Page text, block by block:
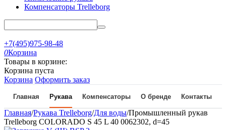
Компенсаторы Trelleborg
+7(495)975-98-48
0Корзина
Товары в корзине:
Корзина пуста
Корзина Оформить заказ
Главная Рукава Компенсаторы О бренде Контакты
Главная/Рукава Trelleborg/Для воды/Промышленный рукав
Trelleborg COLORADO S 45 L 40 0062302, d=45